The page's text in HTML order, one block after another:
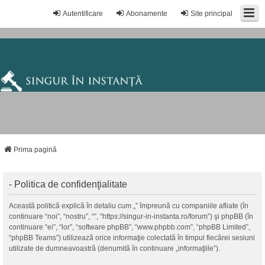
Site principal
Abonamente
Autentificare
Prima pagină
- Politica de confidenţialitate
Această politică explică în detaliu cum „” împreună cu companiile afliate (în
continuare “noi”, “nostru”, “”, “https://singur-in-instanta.ro/forum”) şi phpBB (în
continuare “ei”, “lor”, “software phpBB”, “www.phpbb.com”, “phpBB Limited”,
“phpBB Teams”) utilizează orice informaţie colectată în timpul fiecărei sesiuni
utilizate de dumneavoastră (denumită în continuare „informaţiile”).